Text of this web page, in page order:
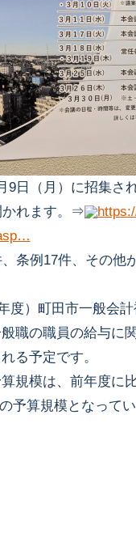
日（月）に招集さ
かれます。⇒
条例17件、その他
）町田市一般会計
職の職員の給与に
る予定です。
規模は、前年度に
予算規模となってい